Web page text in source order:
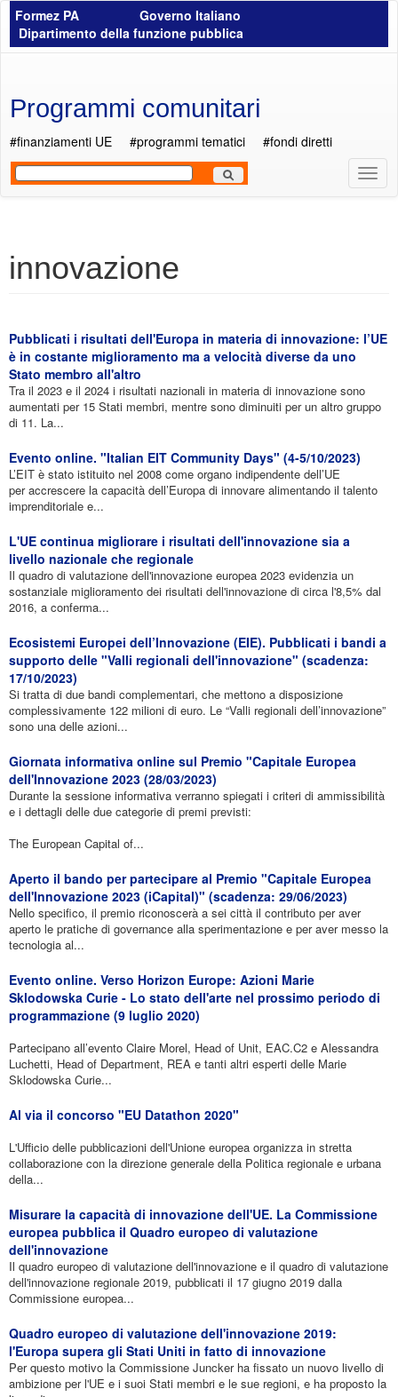
Salta al contenuto principale
Formez PA
Governo Italiano
Dipartimento della funzione pubblica
Programmi comunitari
#finanziamenti UE #programmi tematici
#fondi diretti
Menù
innovazione
Pubblicati i risultati dell'Europa in materia di innovazione: l’UE
è in costante miglioramento ma a velocità diverse da uno
Stato membro all'altro
Tra il 2023 e il 2024 i risultati nazionali in materia di innovazione sono
aumentati per 15 Stati membri, mentre sono diminuiti per un altro gruppo
di 11. La...
Evento online. "Italian EIT Community Days" (4-5/10/2023)
L’EIT è stato istituito nel 2008 come organo indipendente dell’UE
per accrescere la capacità dell’Europa di innovare alimentando il talento
imprenditoriale e...
L'UE continua migliorare i risultati dell'innovazione sia a
livello nazionale che regionale
Il quadro di valutazione dell'innovazione europea 2023 evidenzia un
sostanziale miglioramento dei risultati dell'innovazione di circa l'8,5% dal
2016, a conferma...
Ecosistemi Europei dell’Innovazione (EIE). Pubblicati i bandi a
supporto delle "Valli regionali dell'innovazione" (scadenza:
17/10/2023)
Si tratta di due bandi complementari, che mettono a disposizione
complessivamente 122 milioni di euro. Le “Valli regionali dell’innovazione”
sono una delle azioni...
Giornata informativa online sul Premio "Capitale Europea
dell'Innovazione 2023 (28/03/2023)
Durante la sessione informativa verranno spiegati i criteri di ammissibilità
e i dettagli delle due categorie di premi previsti:
The European Capital of...
Aperto il bando per partecipare al Premio "Capitale Europea
dell'Innovazione 2023 (iCapital)" (scadenza: 29/06/2023)
Nello specifico, il premio riconoscerà a sei città il contributo per aver
aperto le pratiche di governance alla sperimentazione e per aver messo la
tecnologia al...
Evento online. Verso Horizon Europe: Azioni Marie
Sklodowska Curie - Lo stato dell'arte nel prossimo periodo di
programmazione (9 luglio 2020)
Partecipano all’evento Claire Morel, Head of Unit, EAC.C2 e Alessandra
Luchetti, Head of Department, REA e tanti altri esperti delle Marie
Sklodowska Curie...
Al via il concorso "EU Datathon 2020"
L'Ufficio delle pubblicazioni dell'Unione europea organizza in stretta
collaborazione con la direzione generale della Politica regionale e urbana
della...
Misurare la capacità di innovazione dell'UE. La Commissione
europea pubblica il Quadro europeo di valutazione
dell'innovazione
Il quadro europeo di valutazione dell'innovazione e il quadro di valutazione
dell'innovazione regionale 2019, pubblicati il 17 giugno 2019 dalla
Commissione europea...
Quadro europeo di valutazione dell'innovazione 2019:
l'Europa supera gli Stati Uniti in fatto di innovazione
Per questo motivo la Commissione Juncker ha fissato un nuovo livello di
ambizione per l'UE e i suoi Stati membri e le sue regioni, e ha proposto la